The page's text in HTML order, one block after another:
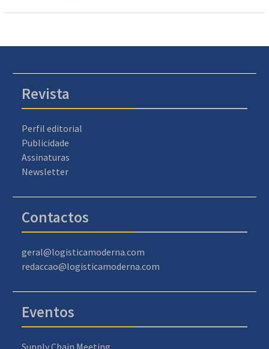
Revista
Perfil editorial
Publicidade
Assinaturas
Newsletter
Contactos
geral@logisticamoderna.com
redaccao@logisticamoderna.com
Eventos